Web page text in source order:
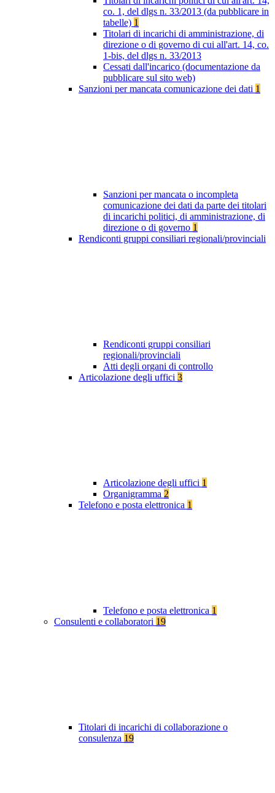
co. 1, del dlgs n. 33/2013 (da pubblicare in
tabelle) 1
Titolari di incarichi di amministrazione, di
direzione o di governo di cui all'art. 14, co.
1-bis, del dlgs n. 33/2013
Cessati dall'incarico (documentazione da
pubblicare sul sito web)
Sanzioni per mancata comunicazione dei dati 1
Sanzioni per mancata o incompleta
comunicazione dei dati da parte dei titolari
di incarichi politici, di amministrazione, di
direzione o di governo 1
Rendiconti gruppi consiliari regionali/provinciali
Rendiconti gruppi consiliari
regionali/provinciali
Atti degli organi di controllo
Articolazione degli uffici 3
Articolazione degli uffici 1
Organigramma 2
Telefono e posta elettronica 1
Telefono e posta elettronica 1
Consulenti e collaboratori 19
Titolari di incarichi di collaborazione o
consulenza 19